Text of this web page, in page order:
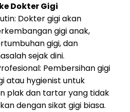
Dokter Gigi
Dokter gigi akan
gigi anak,
gigi, dan
sejak dini.
Pembersihan gigi
atau hygienist untuk
plak dan tartar yang tidak
dengan sikat gigi biasa.